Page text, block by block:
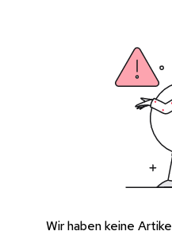
Wir haben keine